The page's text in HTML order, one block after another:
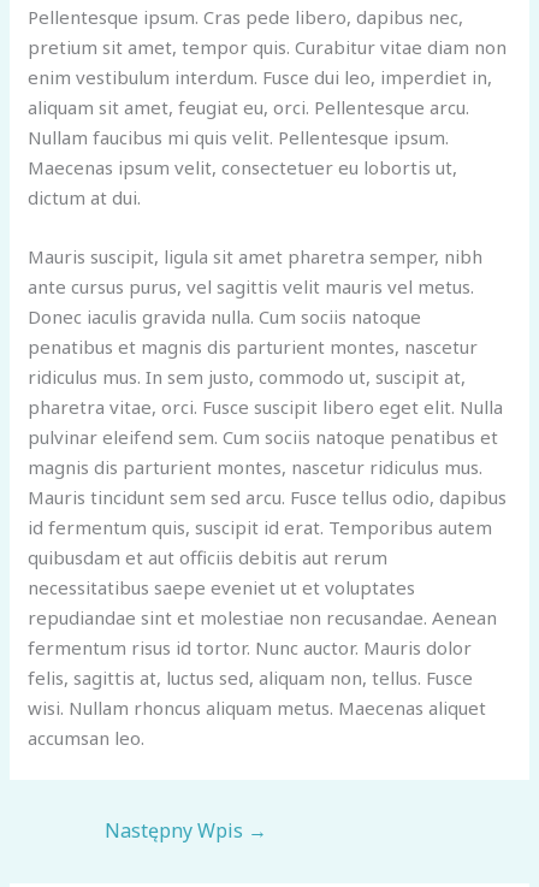
Pellentesque ipsum. Cras pede libero, dapibus nec,
pretium sit amet, tempor quis. Curabitur vitae diam non
enim vestibulum interdum. Fusce dui leo, imperdiet in,
aliquam sit amet, feugiat eu, orci. Pellentesque arcu.
Nullam faucibus mi quis velit. Pellentesque ipsum.
Maecenas ipsum velit, consectetuer eu lobortis ut,
dictum at dui.
Mauris suscipit, ligula sit amet pharetra semper, nibh
ante cursus purus, vel sagittis velit mauris vel metus.
Donec iaculis gravida nulla. Cum sociis natoque
penatibus et magnis dis parturient montes, nascetur
ridiculus mus. In sem justo, commodo ut, suscipit at,
pharetra vitae, orci. Fusce suscipit libero eget elit. Nulla
pulvinar eleifend sem. Cum sociis natoque penatibus et
magnis dis parturient montes, nascetur ridiculus mus.
Mauris tincidunt sem sed arcu. Fusce tellus odio, dapibus
id fermentum quis, suscipit id erat. Temporibus autem
quibusdam et aut officiis debitis aut rerum
necessitatibus saepe eveniet ut et voluptates
repudiandae sint et molestiae non recusandae. Aenean
fermentum risus id tortor. Nunc auctor. Mauris dolor
felis, sagittis at, luctus sed, aliquam non, tellus. Fusce
wisi. Nullam rhoncus aliquam metus. Maecenas aliquet
accumsan leo.
Następny Wpis →